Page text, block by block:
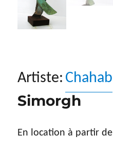
Artiste: Chahab
Simorgh
En location à partir de